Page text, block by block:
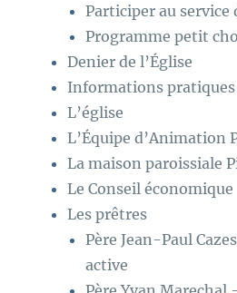
Participer au service
Programme petit
Denier de l’Église
Informations pratiques
L’église
L’Équipe d’Animation
La maison paroissiale
Le Conseil économique
Les prêtres
Père Jean-Paul
active